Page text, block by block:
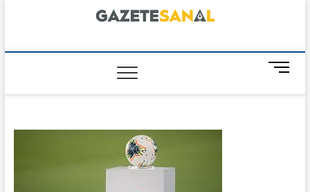
GazeteSanal
M
n